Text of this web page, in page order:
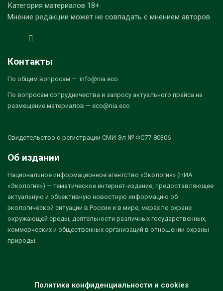
Категория материалов 18+
Мнение редакции может не совпадать с мнением авторов.
Контакты
По общим вопросам — info@nia.eco
По вопросам сотрудничества и запросу актуального прайса на
размещение материалов — eco@nia.eco
Свидетельство о регистрации СМИ Эл № ФС77-80306
Об издании
Национальное информационное агентство «Экология» (НИА
«Экология») — тематическое интернет-издание, предоставляющее
актуальную и объективную новостную информацию об
экологической ситуации в России и в мире, мерах по охране
окружающей среды, деятельности различных государственных,
коммерческих и общественных организаций в отношении охраны
природы.
Политика конфиденциальности и cookies